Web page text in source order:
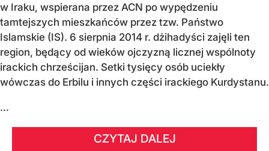
w Iraku, wspierana przez ACN po wypędzeniu
tamtejszych mieszkańców przez tzw. Państwo
Islamskie (IS). 6 sierpnia 2014 r. dżihadyści zajęli ten
region, będący od wieków ojczyzną licznej wspólnoty
irackich chrześcijan. Setki tysięcy osób uciekły
wówczas do Erbilu i innych części irackiego Kurdystanu.
...
CZYTAJ DALEJ